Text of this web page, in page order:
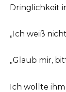
Dringlichkeit
„Ich weiß
„Glaub mir,
Ich wollte